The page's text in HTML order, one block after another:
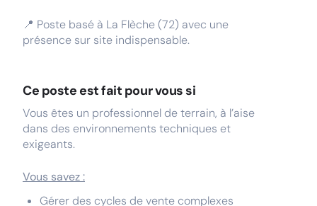
📍 Poste basé à La Flèche (72) avec une
présence sur site indispensable.
Ce poste est fait pour vous si
Vous êtes un professionnel de terrain, à l’aise
dans des environnements techniques et
exigeants.
Vous savez :
Gérer des cycles de vente complexes